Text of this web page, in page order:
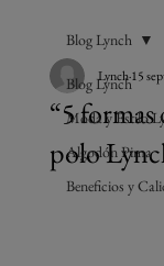
Blog Lynch
Moda y Estilo
Algodón Pima
Beneficios y
Blog Lynch
“5 formas
polo
Lynch15